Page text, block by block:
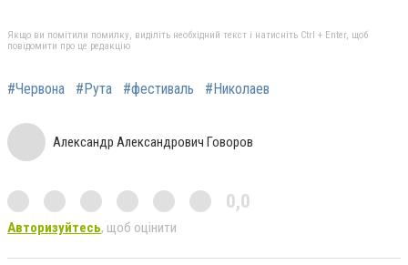
Якщо ви помітили помилку, виділіть необхідний текст і натисніть Ctrl + Enter, щоб
повідомити про це редакцію
#Червона #Рута #фестиваль #Николаев
Александр Александрович Говоров
0,0
Авторизуйтесь, щоб оцінити